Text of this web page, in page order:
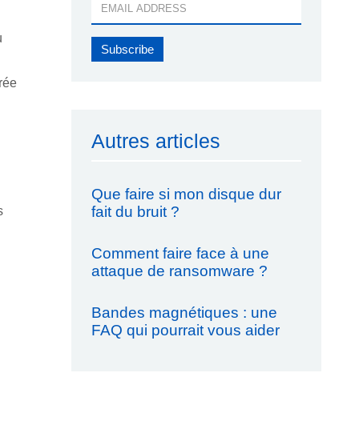
Autres articles
Que faire si mon disque dur
fait du bruit ?
Comment faire face à une
attaque de ransomware ?
Bandes magnétiques : une
FAQ qui pourrait vous aider